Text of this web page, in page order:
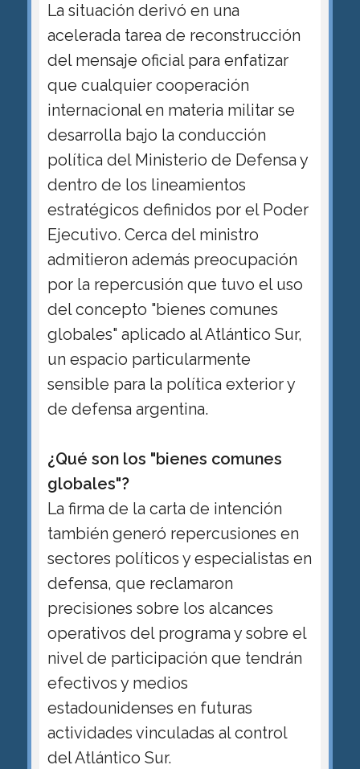
La situación derivó en una
acelerada tarea de reconstrucción
del mensaje oficial para enfatizar
que cualquier cooperación
internacional en materia militar se
desarrolla bajo la conducción
política del Ministerio de Defensa y
dentro de los lineamientos
estratégicos definidos por el Poder
Ejecutivo. Cerca del ministro
admitieron además preocupación
por la repercusión que tuvo el uso
del concepto "bienes comunes
globales" aplicado al Atlántico Sur,
un espacio particularmente
sensible para la política exterior y
de defensa argentina.
¿Qué son los "bienes comunes
globales"?
La firma de la carta de intención
también generó repercusiones en
sectores políticos y especialistas en
defensa, que reclamaron
precisiones sobre los alcances
operativos del programa y sobre el
nivel de participación que tendrán
efectivos y medios
estadounidenses en futuras
actividades vinculadas al control
del Atlántico Sur.